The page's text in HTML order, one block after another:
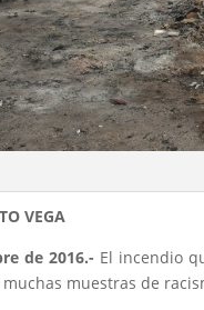
VEGA
de 2016.- El incendio
muestras de